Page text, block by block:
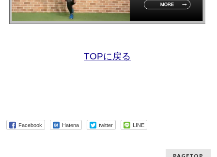
TOPに戻る
Facebook Hatena twitter LINE